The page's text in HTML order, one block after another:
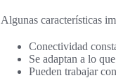
Algunas características
Conectividad
Se adaptan a lo
Pueden trabajar